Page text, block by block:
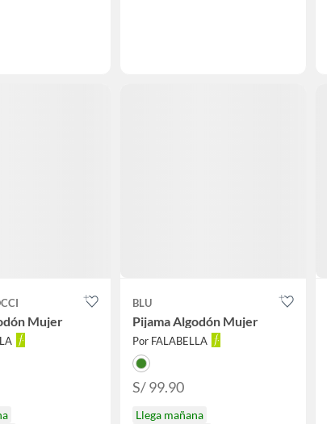
Mujer
BLU
Pijama Algodón Mujer
Por FALABELLA
S/ 99.90
Llega mañana